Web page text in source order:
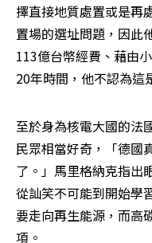
擇直接地質處置或是再
置場的選址問題，因此
113億台幣經費、藉由
20年時間，他不認為這
至於身為核電大國的法
民眾相當好奇，「德國
了。」馬里格納克指出
從訕笑不可能到開始學
要走向再生能源，而高
項。